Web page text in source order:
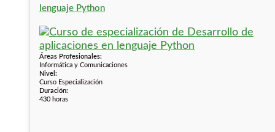
lenguaje Python
Áreas Profesionales:
Informática y Comunicaciones
Nivel:
Curso Especialización
Duración:
430 horas